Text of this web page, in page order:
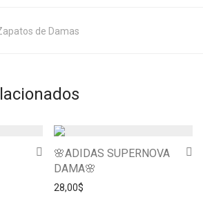
de Damas
🌸ADIDAS SUPERNOVA
DAMA🌸
28,00$